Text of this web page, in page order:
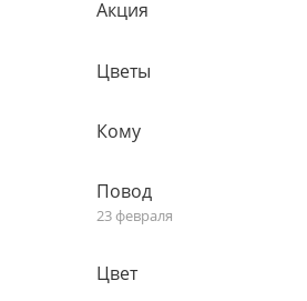
Акция
Цветы
Кому
Повод
23 февраля
Цвет